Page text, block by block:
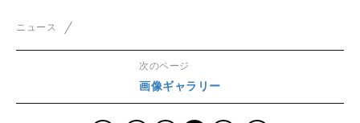
ニュース
次のページ
画像ギャラリー